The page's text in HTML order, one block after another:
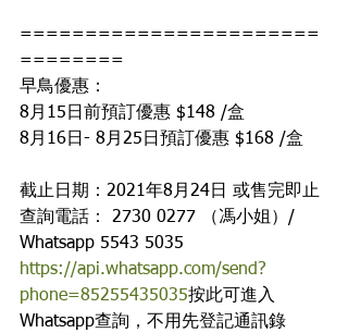
=======================
========
早鳥優惠：
8月15日前預訂優惠 $148 /盒
8月16日- 8月25日預訂優惠 $168 /盒
截止日期：2021年8月24日 或售完即止
查詢電話： 2730 0277 （馮小姐）/
Whatsapp 5543 5035
https://api.whatsapp.com/send?
phone=85255435035按此可進入
Whatsapp查詢，不用先登記通訊錄